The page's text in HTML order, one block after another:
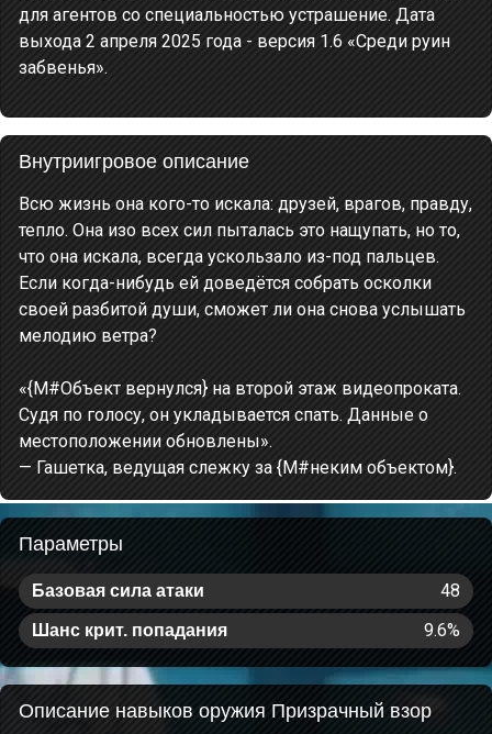
для агентов со специальностью устрашение. Дата
выхода 2 апреля 2025 года - версия 1.6 «Среди руин
забвенья».
Внутриигровое описание
Всю жизнь она кого-то искала: друзей, врагов, правду,
тепло. Она изо всех сил пыталась это нащупать, но то,
что она искала, всегда ускользало из-под пальцев.
Если когда-нибудь ей доведётся собрать осколки
своей разбитой души, сможет ли она снова услышать
мелодию ветра?
«{M#Объект вернулся} на второй этаж видеопроката.
Судя по голосу, он укладывается спать. Данные о
местоположении обновлены».
— Гашетка, ведущая слежку за {M#неким объектом}.
Параметры
Базовая сила атаки 48
Шанс крит. попадания 9.6%
Описание навыков оружия Призрачный взор